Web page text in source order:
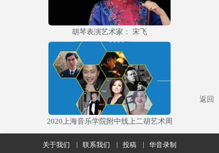
胡琴表演艺术家： 宋飞
2020上海音乐学院附中线上二胡艺术周
关于我们 联系我们 投稿 华音录制
返回